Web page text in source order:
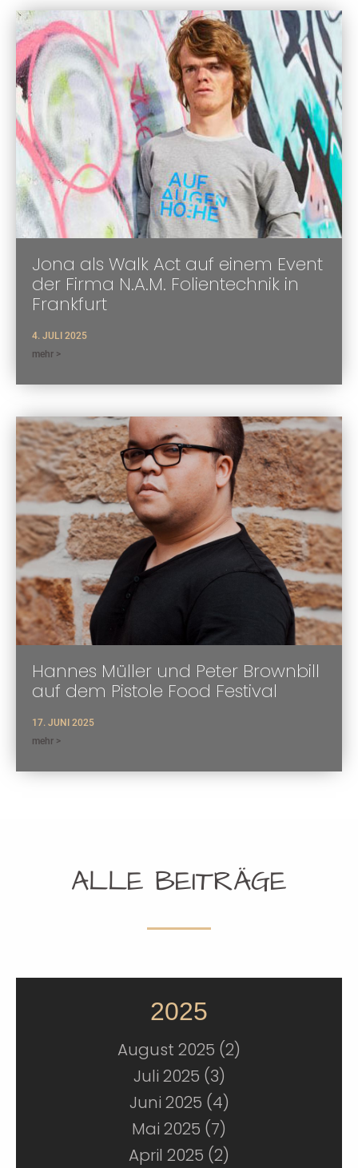
Jona als Walk Act auf einem Event
der Firma N.A.M. Folientechnik in
Frankfurt
4. JULI 2025
mehr >
Hannes Müller und Peter Brownbill
auf dem Pistole Food Festival
17. JUNI 2025
mehr >
ALLE BEITRÄGE
2025
August 2025 (2)
Juli 2025 (3)
Juni 2025 (4)
Mai 2025 (7)
April 2025 (2)